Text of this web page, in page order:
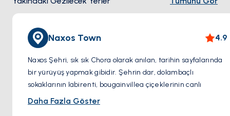
Naxos Town 4.9
Naxos Şehri, sık sık Chora olarak anılan, tarihin sayfalarında
bir yürüyüş yapmak gibidir. Şehrin dar, dolambaçlı
sokaklarının labirenti, bougainvillea çiçeklerinin canlı
renklerle bezenmiş beyaz badanalı evlerle bir mozaiktir.
Daha Fazla Göster